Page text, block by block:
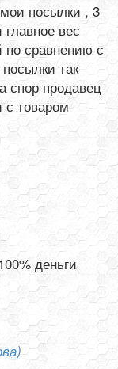
посылки , 3
вес
по сравнению с
так
спор продавец
с товаром
деньги